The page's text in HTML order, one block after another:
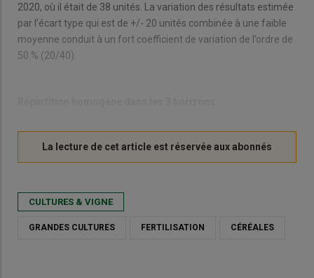
2020, où il était de 38 unités. La variation des résultats estimée
par l’écart type qui est de +/- 20 unités combinée à une faible
moyenne conduit à un fort coefficient de variation de l’ordre de
50 % (20/40).
CULTURES & VIGNE
GRANDES CULTURES FERTILISATION CÉRÉALES